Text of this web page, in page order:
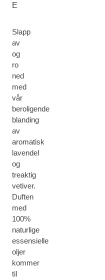
E
Slapp
av
og
ro
ned
med
vår
beroligende
blanding
av
aromatisk
lavendel
og
treaktig
vetiver.
Duften
med
100%
naturlige
essensielle
oljer
kommer
til